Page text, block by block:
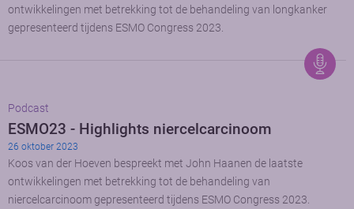
ontwikkelingen met betrekking tot de behandeling van longkanker
gepresenteerd tijdens ESMO Congress 2023.
Podcast
ESMO23 - Highlights niercelcarcinoom
26 oktober 2023
Koos van der Hoeven bespreekt met John Haanen de laatste
ontwikkelingen met betrekking tot de behandeling van
niercelcarcinoom gepresenteerd tijdens ESMO Congress 2023.